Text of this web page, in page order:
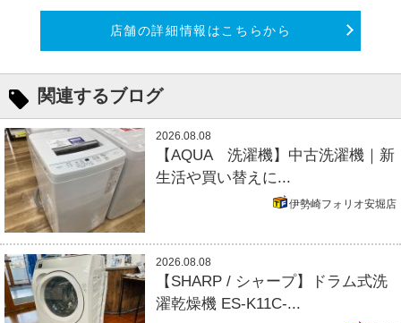
店舗の詳細情報はこちらから
関連するブログ
2026.08.08
【AQUA 洗濯機】中古洗濯機｜新
生活や買い替えに...
伊勢崎フォリオ安堀店
2026.08.08
【SHARP / シャープ】ドラム式洗
濯乾燥機 ES-K11C-...